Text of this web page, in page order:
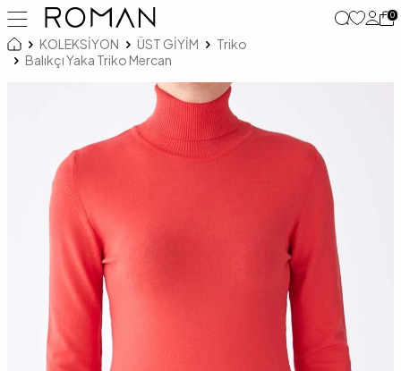
0
KOLEKSİYON ÜST GİYİM
Triko
Balıkçı Yaka Triko Mercan